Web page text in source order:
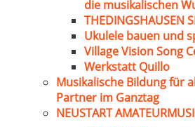
die musikalischen
THEDINGSHAUSEN
Ukulele bauen und
Village Vision Song
Werkstatt Quillo
Musikalische Bildung für
Partner im Ganztag
NEUSTART